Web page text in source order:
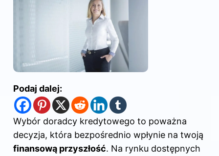
Podaj dalej:
Wybór doradcy kredytowego to poważna
decyzja, która bezpośrednio wpłynie na twoją
finansową przyszłość. Na rynku dostępnych